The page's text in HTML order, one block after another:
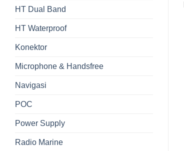
HT Dual Band
HT Waterproof
Konektor
Microphone & Handsfree
Navigasi
POC
Power Supply
Radio Marine